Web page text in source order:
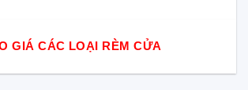
GIÁ CÁC LOẠI RÈM CỬA